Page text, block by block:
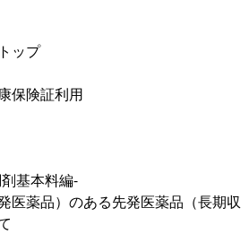
ップ
保険証利用
基本料編-
医薬品）のある先発医薬品（長期収